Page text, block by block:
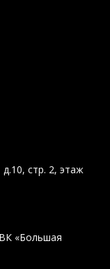
стр. 2, этаж
«Большая